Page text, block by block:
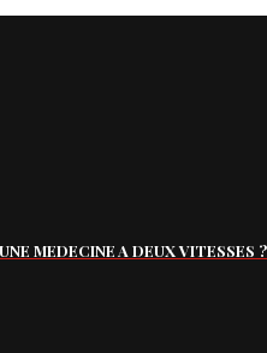
MEDECINE A DEUX VITESSES ?